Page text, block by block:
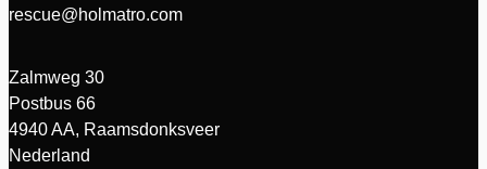
rescue@holmatro.com
Zalmweg 30
Postbus 66
4940 AA, Raamsdonksveer
Nederland